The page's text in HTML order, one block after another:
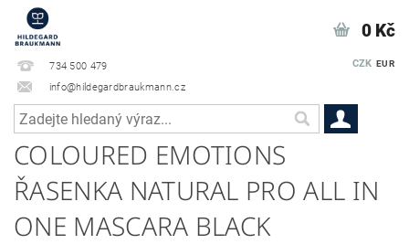
734 500 479
info@hildegardbraukmann.cz
CZK EUR
0 Kč
COLOURED EMOTIONS
ŘASENKA NATURAL PRO ALL IN
ONE MASCARA BLACK